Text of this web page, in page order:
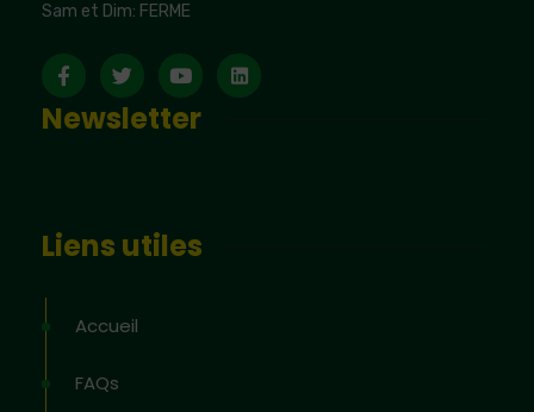
Sam et Dim: FERME
Newsletter
Liens utiles
Accueil
FAQs